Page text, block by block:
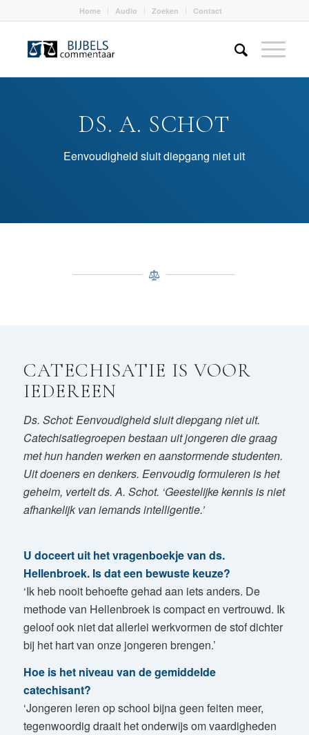
Home Audio Zoeken Contact
DS. A. SCHOT
Eenvoudigheid sluit diepgang niet uit
CATECHISATIE IS VOOR
IEDEREEN
Ds. Schot: Eenvoudigheid sluit diepgang niet uit.
Catechisatiegroepen bestaan uit jongeren die graag
met hun handen werken en aanstormende studenten.
Uit doeners en denkers. Eenvoudig formuleren is het
geheim, vertelt ds. A. Schot. ‘Geestelijke kennis is niet
afhankelijk van iemands intelligentie.’
U doceert uit het vragenboekje van ds.
Hellenbroek. Is dat een bewuste keuze?
‘Ik heb nooit behoefte gehad aan iets anders. De
methode van Hellenbroek is compact en vertrouwd. Ik
geloof ook niet dat allerlei werkvormen de stof dichter
bij het hart van onze jongeren brengen.’
Hoe is het niveau van de gemiddelde
catechisant?
‘Jongeren leren op school bijna geen feiten meer,
tegenwoordig draait het onderwijs om vaardigheden